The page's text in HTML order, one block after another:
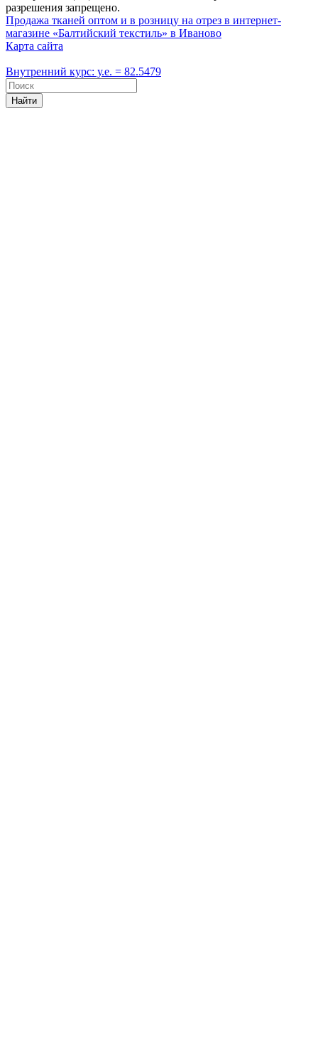
разрешения запрещено.
Продажа тканей оптом и в розницу на отрез в интернет-
магазине «Балтийский текстиль» в Иваново
Карта сайта
Внутренний курс: у.е. = 82.5479
Найти